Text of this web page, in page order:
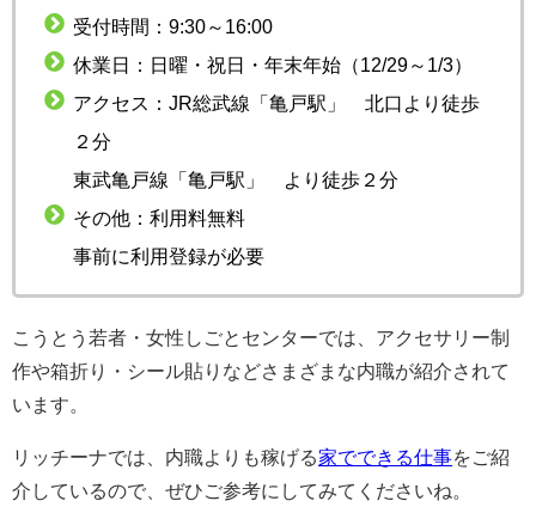
受付時間：9:30～16:00
休業日：日曜・祝日・年末年始（12/29～1/3）
アクセス：JR総武線「亀戸駅」 北口より徒歩
２分
東武亀戸線「亀戸駅」 より徒歩２分
その他：利用料無料
事前に利用登録が必要
こうとう若者・女性しごとセンターでは、アクセサリー制
作や箱折り・シール貼りなどさまざまな内職が紹介されて
います。
リッチーナでは、内職よりも稼げる家でできる仕事をご紹
介しているので、ぜひご参考にしてみてくださいね。